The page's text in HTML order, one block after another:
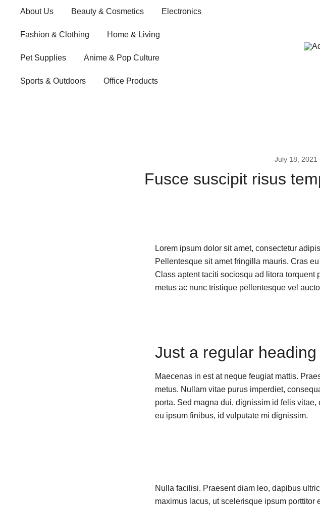
content
About Us Beauty & Cosmetics Electronics
Fashion & Clothing Home & Living
Pet Supplies Anime & Pop Culture
Sports & Outdoors Office Products
July 18, 2021
Fusce suscipit risus
Lorem ipsum dolor sit amet, consectetur
Pellentesque sit amet fringilla mauris. Cras
Class aptent taciti sociosqu ad litora
metus ac nunc tristique pellentesque vel
Just a regular heading
Maecenas in est at neque feugiat mattis.
metus. Nullam vitae purus imperdiet,
porta. Sed magna dui, dignissim id felis
eu ipsum finibus, id vulputate mi dignissim.
Nulla facilisi. Praesent diam leo, dapibus
maximus lacus, ut scelerisque ipsum